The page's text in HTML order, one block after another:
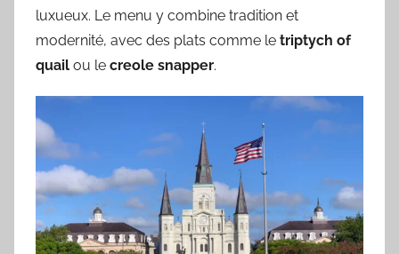
luxueux. Le menu y combine tradition et
modernité, avec des plats comme le triptych of
quail ou le creole snapper.